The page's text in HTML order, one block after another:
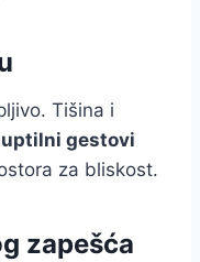
Tišina i
gestovi
za bliskost.
zapešća